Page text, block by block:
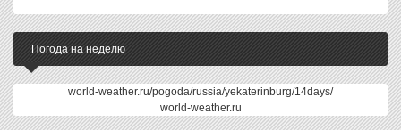
Погода на неделю
world-weather.ru/pogoda/russia/yekaterinburg/14days/
world-weather.ru